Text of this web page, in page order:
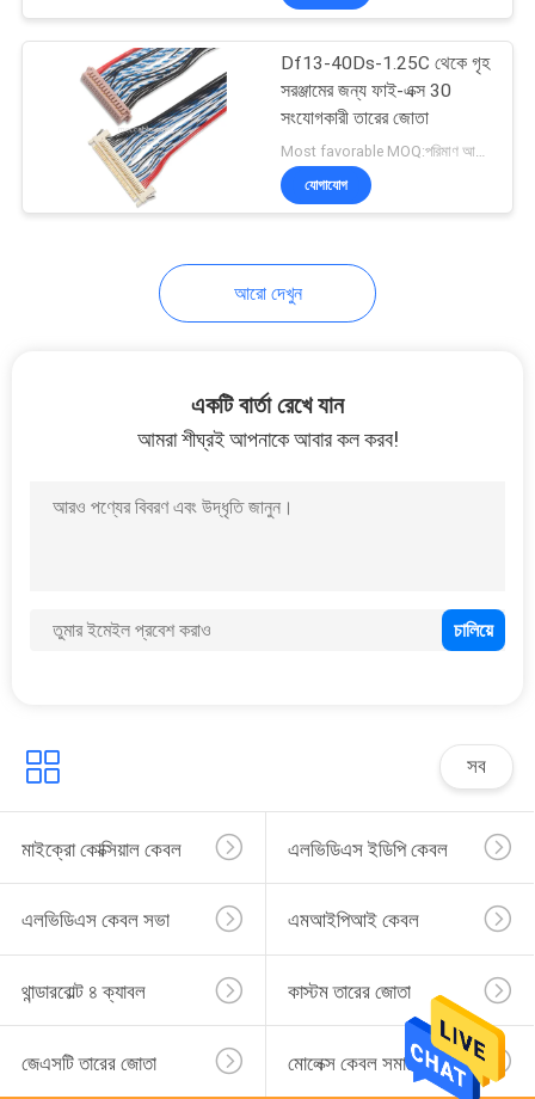
হাই স্পিড ইউএসবি
এক্সটেনশন কেবল
32
এফএফসি এফপিসি কেবল
ফ্ল্যাট নমনীয় ফিতা তার
পাওয়ার কর্ড
27
Df13-40Ds-1.25C থেকে গৃহ
সরঞ্জামের জন্য ফাই-এক্স 30
সংযোগকারী তারের জোতা
যোগাযোগ
আরো দেখুন
একটি বার্তা রেখে যান
আমরা শীঘ্রই আপনাকে আবার কল করব!
সব
মাইক্রো কোক্সিয়াল কেবল এলভিডিএস ইডিপি কেবল
এলভিডিএস কেবল সভা এমআইপিআই কেবল
থান্ডারবোল্ট ৪ ক্যাবল কাস্টম তারের জোতা
জেএসটি তারের জোতা মোলেক্স কেবল সমাবেশ